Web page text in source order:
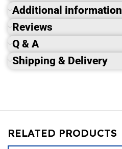
Additional information
Reviews
Q & A
Shipping & Delivery
RELATED PRODUCTS